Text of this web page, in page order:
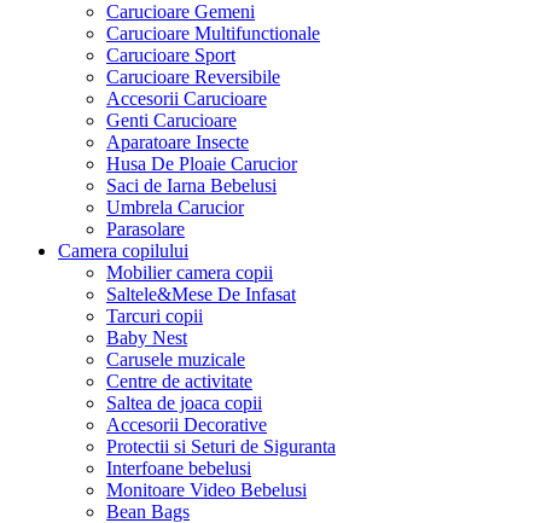
Carucioare Gemeni
Carucioare Multifunctionale
Carucioare Sport
Carucioare Reversibile
Accesorii Carucioare
Genti Carucioare
Aparatoare Insecte
Husa De Ploaie Carucior
Saci de Iarna Bebelusi
Umbrela Carucior
Parasolare
Camera copilului
Mobilier camera copii
Saltele&Mese De Infasat
Tarcuri copii
Baby Nest
Carusele muzicale
Centre de activitate
Saltea de joaca copii
Accesorii Decorative
Protectii si Seturi de Siguranta
Interfoane bebelusi
Monitoare Video Bebelusi
Bean Bags